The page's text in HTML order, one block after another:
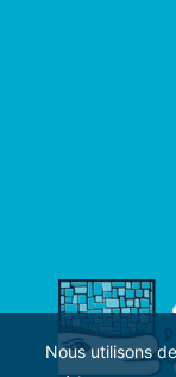
Nous utilisons